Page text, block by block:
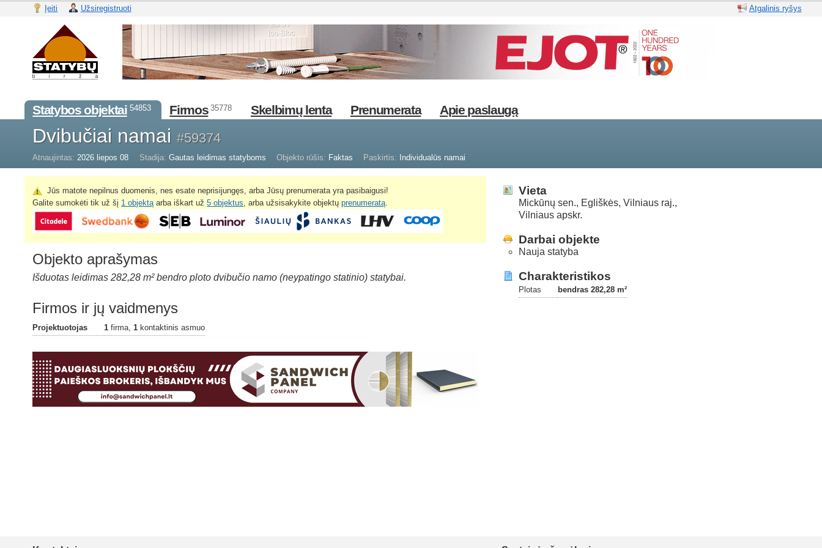
Įeiti Užsiregistruoti Atgalinis ryšys
Statybos objektai 54853 Firmos 35778 Skelbimų lenta Prenumerata Apie paslaugą
Dvibučiai namai#59374
Atnaujintas: 2026 liepos 08 Stadija: Gautas leidimas statyboms Objekto rūšis: Faktas Paskirtis: Individualūs namai
Jūs matote nepilnus duomenis, nes esate neprisijungęs, arba Jūsų prenumerata yra pasibaigusi!
Galite sumokėti tik už šį 1 objektą arba iškart už5 objektus , arba užsisakykite objektųprenumeratą
Objekto aprašymas
Išduotas leidimas 282,28 m² bendro ploto dvibučio namo (neypatingo statinio) statybai.
Firmos ir jų vaidmenys
Projektuotojas 1 firma, 1 kontaktinis asmuo
Vieta
Mickūnų sen., Egliškės, Vilniaus raj.,
Vilniaus apskr.
Darbai objekte
Nauja statyba
Charakteristikos
Plotas bendras 282,28 m²